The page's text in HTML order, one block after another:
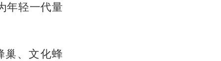
年轻一代量
巢、文化蜂